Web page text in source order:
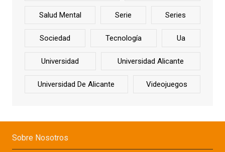
Salud Mental Serie Series
Sociedad Tecnología Ua
Universidad Universidad Alicante
Universidad De Alicante Videojuegos
Sobre Nosotros